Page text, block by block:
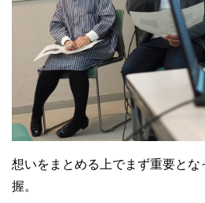
想いをまとめる上でまず重要と
握。